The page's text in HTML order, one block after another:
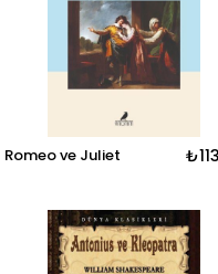
Romeo ve Juliet